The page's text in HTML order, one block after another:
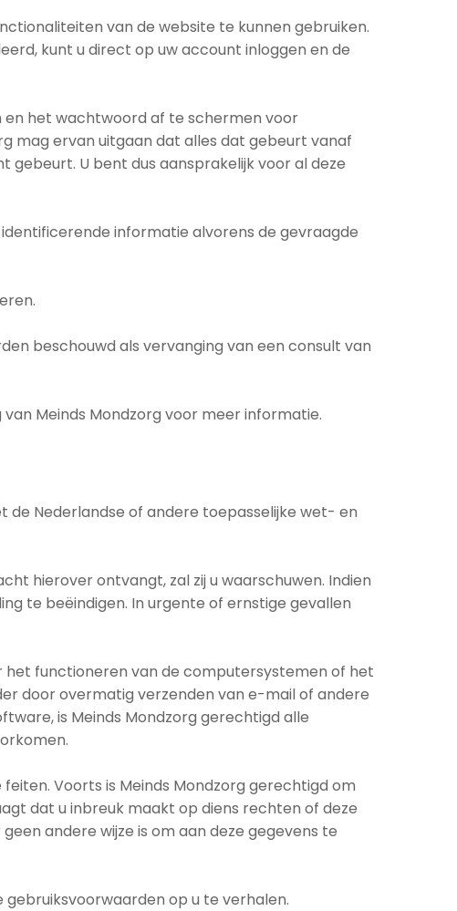
van de website te kunnen gebruiken.
kunt u direct op uw account inloggen en de
en het wachtwoord af te schermen voor
mag ervan uitgaan dat alles dat gebeurt vanaf
U bent dus aansprakelijk voor al deze
informatie alvorens de gevraagde
beschouwd als vervanging van een consult van
Meinds Mondzorg voor meer informatie.
de Nederlandse of andere toepasselijke wet- en
hierover ontvangt, zal zij u waarschuwen. Indien
te beëindigen. In urgente of ernstige gevallen
het functioneren van de computersystemen of het
door overmatig verzenden van e-mail of andere
is Meinds Mondzorg gerechtigd alle
Voorts is Meinds Mondzorg gerechtigd om
dat u inbreuk maakt op diens rechten of deze
andere wijze is om aan deze gegevens te
op u te verhalen.